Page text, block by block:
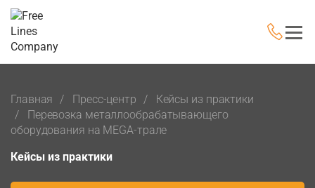
Главная Пресс-центр
Кейсы из практики
Перевозка металлообрабатывающего
оборудования на MEGA-трале
Кейсы из практики